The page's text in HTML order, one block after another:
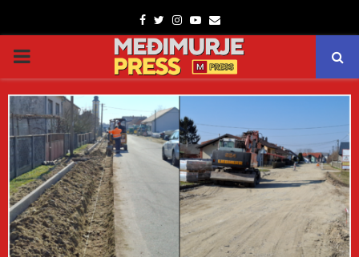
Facebook
TwitterInstagram
Youtube
Email
PRIMARY
MENU